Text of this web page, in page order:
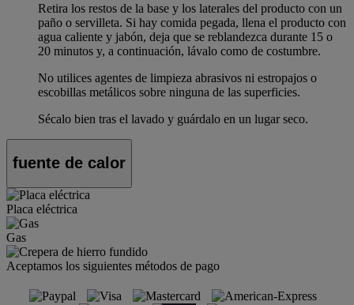
Retira los restos de la base y los laterales del producto con un
paño o servilleta. Si hay comida pegada, llena el producto con
agua caliente y jabón, deja que se reblandezca durante 15 o
20 minutos y, a continuación, lávalo como de costumbre.
No utilices agentes de limpieza abrasivos ni estropajos o
escobillas metálicos sobre ninguna de las superficies.
Sécalo bien tras el lavado y guárdalo en un lugar seco.
fuente de calor
Placa eléctrica
Gas
Aceptamos los siguientes métodos de pago